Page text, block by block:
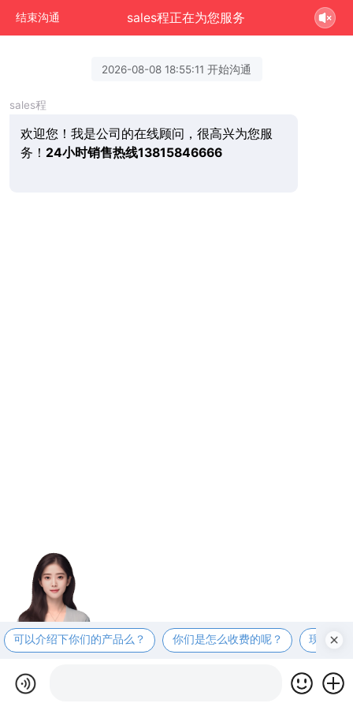
结束沟通 sales程正在为您服务
2026-08-08 18:55:11 开始沟通
sales程
欢迎您！我是公司的在线顾问，很高兴为您服
务！ 24小时销售热线13815846666
可以介绍下你们的产品么？ 你们是怎么收费的呢？ 现在有